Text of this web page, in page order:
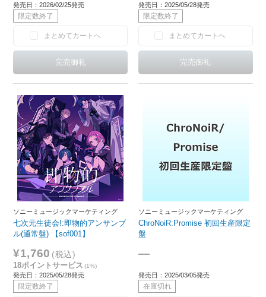
発売日：2026/02/25発売
限定数終了
まとめてカートへ
発売日：2025/05/28発売
限定数終了
まとめてカートへ
ソニーミュージックマーケティング
七次元生徒会!:即物的アンサンブ
ル(通常盤) 【sof001】
¥1,760 (税込)
18ポイントサービス (1%)
発売日：2025/05/28発売
限定数終了
ソニーミュージックマーケティング
ChroNoiR:Promise 初回生産限定
盤
―
発売日：2025/03/05発売
在庫切れ